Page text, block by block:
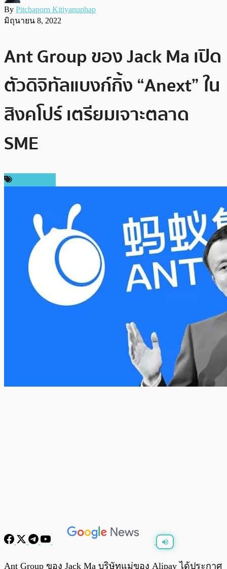
By Pitchaporn Kitiyanuphap
มิถุนายน 8, 2022
Ant Group ของ Jack Ma เปิด
ตัวดิจิทัลแบงก์กิ้ง “Anext” ใน
สิงคโปร์ เตรียมเจาะตลาด
SME
0:00 /
Ant Group ของ Jack Ma บริษัทแม่ของ Alipay ได้ประกาศ